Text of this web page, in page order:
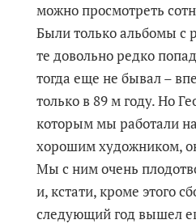
можно просмотреть
Были только альбомы с
те довольно редко
тогда еще не бывал –
только в 89 м году. Но
которым мы работали
хорошим художником,
Мы с ним очень
и, кстати, кроме этого
следующий год вышел